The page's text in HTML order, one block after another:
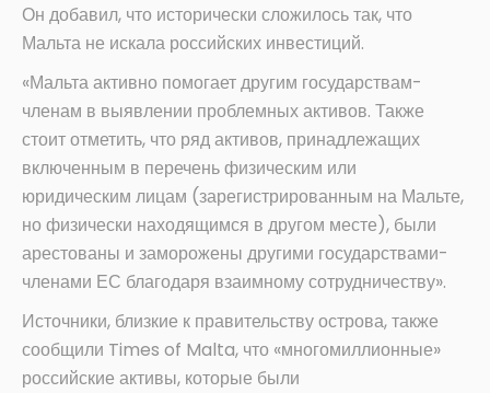
Он добавил, что исторически сложилось так, что
Мальта не искала российских инвестиций.
«Мальта активно помогает другим государствам-
членам в выявлении проблемных активов. Также
стоит отметить, что ряд активов, принадлежащих
включенным в перечень физическим или
юридическим лицам (зарегистрированным на Мальте,
но физически находящимся в другом месте), были
арестованы и заморожены другими государствами-
членами ЕС благодаря взаимному сотрудничеству».
Источники, близкие к правительству острова, также
сообщили Times of Malta, что «многомиллионные»
российские активы, которые были